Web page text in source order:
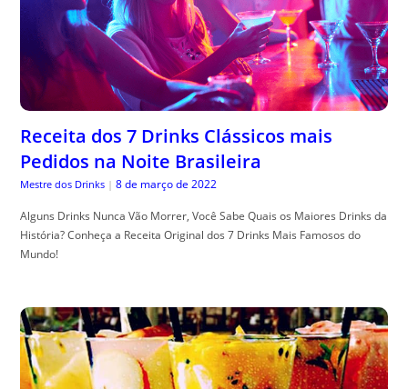
Receita dos 7 Drinks Clássicos mais
Pedidos na Noite Brasileira
Mestre dos Drinks | 8 de março de 2022
Alguns Drinks Nunca Vão Morrer, Você Sabe Quais os Maiores Drinks da
História? Conheça a Receita Original dos 7 Drinks Mais Famosos do
Mundo!